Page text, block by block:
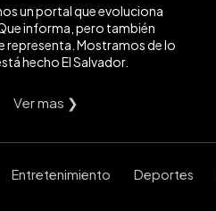
un portal que evoluciona
informa, pero también
representa. Mostramos de lo
hecho El Salvador.
Ver mas ❯
Entretenimiento Deportes